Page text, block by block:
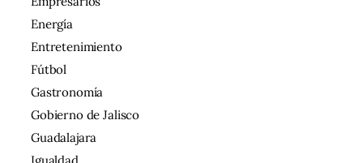
Energía
Entretenimiento
Fútbol
Gastronomía
Gobierno de Jalisco
Guadalajara